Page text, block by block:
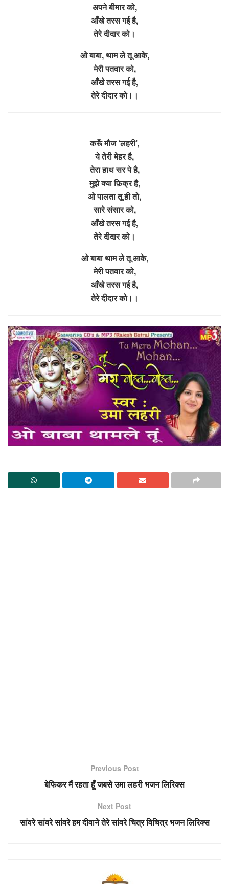
अपने बीमार को,
आँखे तरस गई है,
तेरे दीदार को।
ओ बाबा, थाम ले तू आके,
मेरी पतवार को,
आँखे तरस गई है,
तेरे दीदार को।।
करूँ मौज ‘लहरी’,
ये तेरी मेहर है,
तेरा हाथ सर पे है,
मुझे क्या फ़िक्र है,
ओ पालता तू ही तो,
सारे संसार को,
आँखे तरस गई है,
तेरे दीदार को।
ओ बाबा थाम ले तू आके,
मेरी पतवार को,
आँखे तरस गई है,
तेरे दीदार को।।
Previous Post
बेफिकर मैं रहता हूँ जबसे उमा लहरी भजन लिरिक्स
Next Post
सांवरे सांवरे सांवरे हम दीवाने तेरे सांवरे चित्र विचित्र भजन लिरिक्स